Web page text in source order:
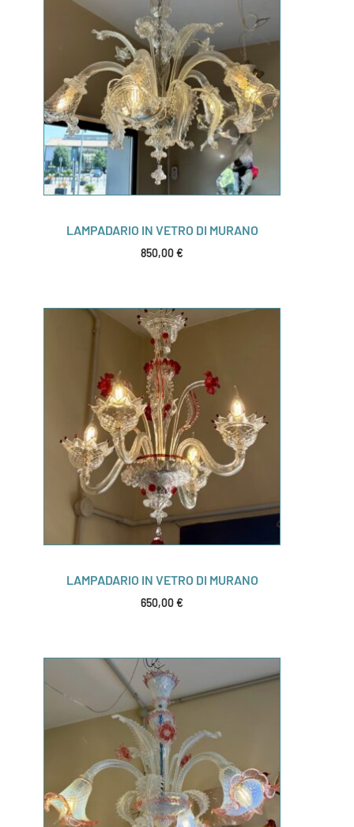
LAMPADARIO IN VETRO DI MURANO
850,00€
LAMPADARIO IN VETRO DI MURANO
650,00€